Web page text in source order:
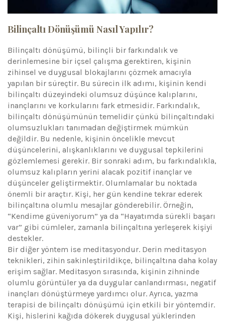
Bilinçaltı Dönüşümü Nasıl Yapılır?
Bilinçaltı dönüşümü, bilinçli bir farkındalık ve
derinlemesine bir içsel çalışma gerektiren, kişinin
zihinsel ve duygusal blokajlarını çözmek amacıyla
yapılan bir süreçtir. Bu sürecin ilk adımı, kişinin kendi
bilinçaltı düzeyindeki olumsuz düşünce kalıplarını,
inançlarını ve korkularını fark etmesidir. Farkındalık,
bilinçaltı dönüşümünün temelidir çünkü bilinçaltındaki
olumsuzlukları tanımadan değiştirmek mümkün
değildir. Bu nedenle, kişinin öncelikle mevcut
düşüncelerini, alışkanlıklarını ve duygusal tepkilerini
gözlemlemesi gerekir. Bir sonraki adım, bu farkındalıkla,
olumsuz kalıpların yerini alacak pozitif inançlar ve
düşünceler geliştirmektir. Olumlamalar bu noktada
önemli bir araçtır. Kişi, her gün kendine tekrar ederek
bilinçaltına olumlu mesajlar gönderebilir. Örneğin,
“Kendime güveniyorum” ya da “Hayatımda sürekli başarı
var” gibi cümleler, zamanla bilinçaltına yerleşerek kişiyi
destekler.
Bir diğer yöntem ise meditasyondur. Derin meditasyon
teknikleri, zihin sakinleştirildikçe, bilinçaltına daha kolay
erişim sağlar. Meditasyon sırasında, kişinin zihninde
olumlu görüntüler ya da duygular canlandırması, negatif
inançları dönüştürmeye yardımcı olur. Ayrıca, yazma
terapisi de bilinçaltı dönüşümü için etkili bir yöntemdir.
Kişi, hislerini kağıda dökerek duygusal yüklerinden